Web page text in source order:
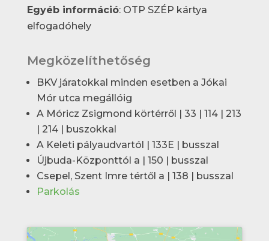
Egyéb információ: OTP SZÉP kártya
elfogadóhely
Megközelíthetőség
BKV járatokkal minden esetben a Jókai
Mór utca megállóig
A Móricz Zsigmond körtérről | 33 | 114 | 213
| 214 | buszokkal
A Keleti pályaudvartól | 133E | busszal
Újbuda-Központtól a | 150 | busszal
Csepel, Szent Imre tértől a | 138 | busszal
Parkolás